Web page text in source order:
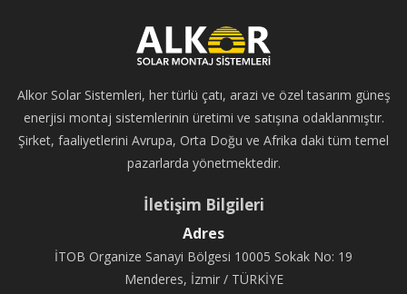
Alkor Solar Sistemleri, her türlü çatı, arazi ve özel tasarım güneş
enerjisi montaj sistemlerinin üretimi ve satışına odaklanmıştır.
Şirket, faaliyetlerini Avrupa, Orta Doğu ve Afrika daki tüm temel
pazarlarda yönetmektedir.
İletişim Bilgileri
Adres
İTOB Organize Sanayi Bölgesi 10005 Sokak No: 19
Menderes, İzmir / TÜRKİYE